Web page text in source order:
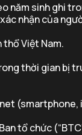
năm sinh ghi
nhận của
thổ Việt Nam.
thời gian bị
(smartphone,
tổ chức